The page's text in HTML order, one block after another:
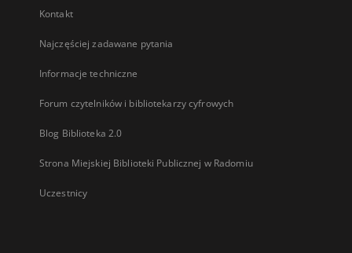
Kontakt
Najczęściej zadawane pytania
Informacje techniczne
Forum czytelników i bibliotekarzy cyfrowych
Blog Biblioteka 2.0
Strona Miejskiej Biblioteki Publicznej w Radomiu
Uczestnicy